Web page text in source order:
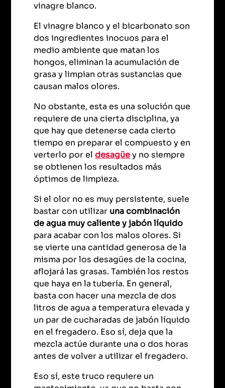
vinagre blanco.
El vinagre blanco y el bicarbonato son
dos ingredientes inocuos para el
medio ambiente que matan los
hongos, eliminan la acumulación de
grasa y limpian otras sustancias que
causan malos olores.
No obstante, esta es una solución que
requiere de una cierta disciplina, ya
que hay que detenerse cada cierto
tiempo en preparar el compuesto y en
verterlo por eldesagüey no siempre
se obtienen los resultados más
óptimos de limpieza.
Si el olor no es muy persistente, suele
bastar con utilizar una combinación
de agua muy caliente y jabón líquido
para acabar con los malos olores. Si
se vierte una cantidad generosa de la
misma por los desagües de la cocina,
aflojará las grasas. También los restos
que haya en la tubería. En general,
basta con hacer una mezcla de dos
litros de agua a temperatura elevada y
un par de cucharadas de jabón líquido
en el fregadero. Eso sí, deja que la
mezcla actúe durante una o dos horas
antes de volver a utilizar el fregadero.
Eso sí, este truco requiere un